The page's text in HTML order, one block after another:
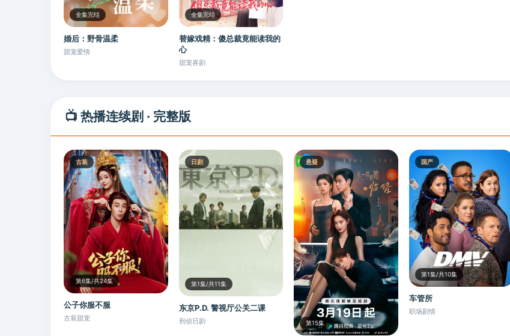
全集完结
婚后：野骨温柔
甜宠爱情
全集完结
替嫁戏精：傻总裁竟能读我的
心
甜宠喜剧
📺 热播连续剧 · 完整版
古装
第6集/共24集
公子你服不服
古装甜宠
日剧
第1集/共11集
东京P.D. 警视厅公关二课
刑侦日剧
悬疑
第15集
国产
第1集/共10集
车管所
职场剧情